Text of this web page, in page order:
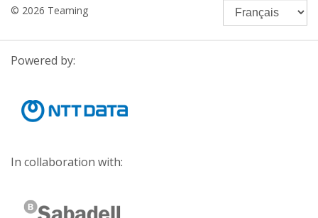
© 2026 Teaming
Powered by:
In collaboration with: